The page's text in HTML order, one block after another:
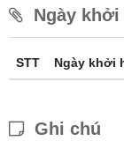
hàng không
Visa nhập
Vé thắng cảnh
Ăn các bữa
Ngày
STT Ngày khởi
Ghi chú